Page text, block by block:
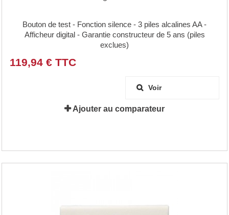
Bouton de test - Fonction silence - 3 piles alcalines AA -
Afficheur digital - Garantie constructeur de 5 ans (piles
exclues)
119,94 € TTC
Voir
Ajouter au comparateur